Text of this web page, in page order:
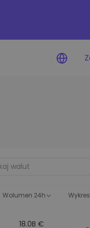
optymalne wyniki
Wolumen 24h
18.0B €